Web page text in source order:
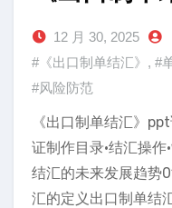
12 月 30, 2025
#《出口制单结汇》 , #
#风险防范
《出口制单结汇》
证制作目录•结汇操作
结汇的未来发展趋势
汇的定义出口制单结